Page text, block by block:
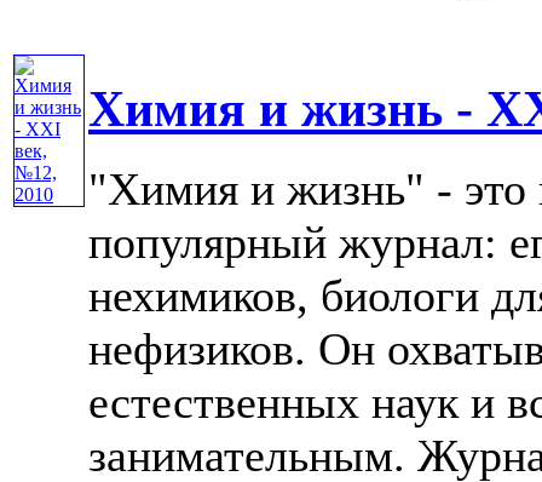
Химия и жизнь -
"Химия и жизнь" -
популярный журнал:
нехимиков, биологи
нефизиков. Он
естественных наук и
занимательным.